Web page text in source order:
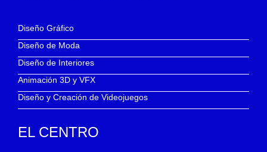
Diseño Gráfico
Diseño de Moda
Diseño de Interiores
Animación 3D y VFX
Diseño y Creación de Videojuegos
EL CENTRO